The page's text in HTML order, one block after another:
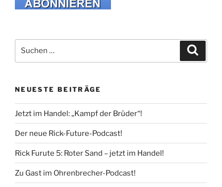
nach:
NEUESTE BEITRÄGE
Jetzt im Handel: „Kampf der Brüder“!
Der neue Rick-Future-Podcast!
Rick Furute 5: Roter Sand – jetzt im Handel!
Zu Gast im Ohrenbrecher-Podcast!